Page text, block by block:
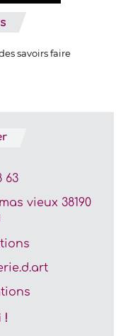
63
vieux 38190
!
savoirs faire